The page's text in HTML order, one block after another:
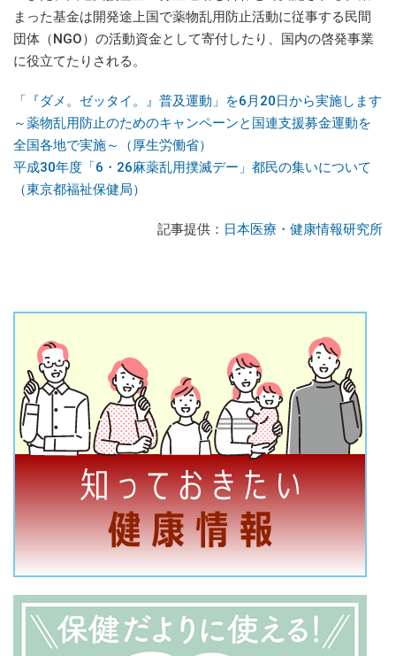
まった基金は開発途上国で薬物乱用防止活動に従事する民間
団体（NGO）の活動資金として寄付したり、国内の啓発事業
に役立てたりされる。
「『ダメ。ゼッタイ。』普及運動」を6月20日から実施します
～薬物乱用防止のためのキャンペーンと国連支援募金運動を
全国各地で実施～（厚生労働省）
平成30年度「6・26麻薬乱用撲滅デー」都民の集いについて
（東京都福祉保健局）
記事提供： 日本医療・健康情報研究所